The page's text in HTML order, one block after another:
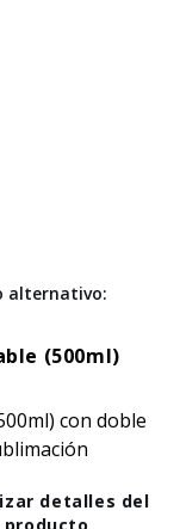
alternativo:
(500ml)
con doble
detalles del